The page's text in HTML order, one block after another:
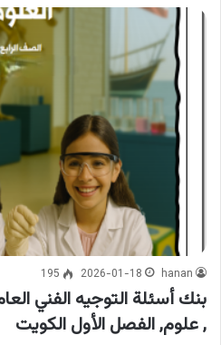
hanan
2026-01-18
195
بنك أسئلة التوجيه الفني
, علوم, الفصل الأول الكويت